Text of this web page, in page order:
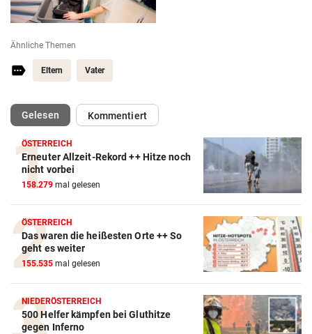
Ähnliche Themen
Eltern Vater
Gelesen(ausgewählt)Kommentiert
ÖSTERREICH
Erneuter Allzeit-Rekord ++ Hitze noch
nicht vorbei
158.279 mal gelesen
ÖSTERREICH
Das waren die heißesten Orte ++ So
geht es weiter
155.535 mal gelesen
NIEDERÖSTERREICH
500 Helfer kämpfen bei Gluthitze
gegen Inferno